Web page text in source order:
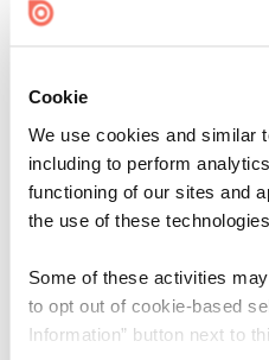
Cookie
We use cookies and similar
including to perform
functioning of our sites and
the use of these technologies.
Some of these activities
to opt out of cookie-based
Information” button next to